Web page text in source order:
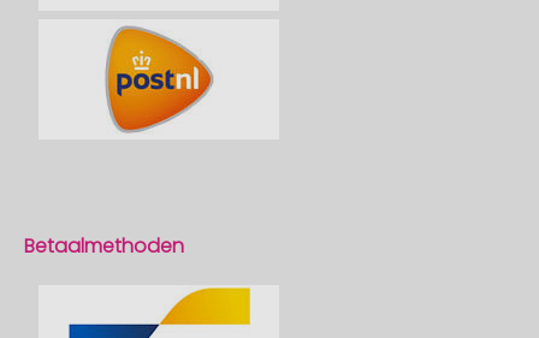
Betaalmethoden